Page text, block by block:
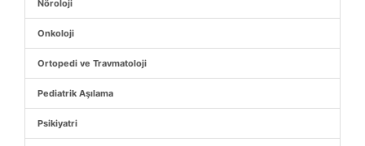
Nöroloji
Onkoloji
Ortopedi ve Travmatoloji
Pediatrik Aşılama
Psikiyatri